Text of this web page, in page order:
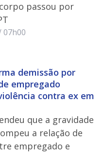
passou por
07h00
demissão por
empregado
contra ex em
que a gravidade
a relação de
empregado e